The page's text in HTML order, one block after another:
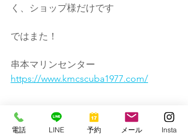
く、ショップ様だけです
ではまた！
串本マリンセンター
https://www.kmcscuba1977.com/
電話 LINE 予約 メール Insta